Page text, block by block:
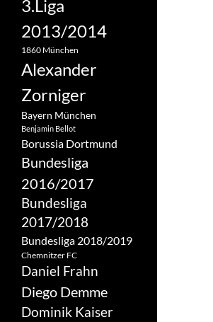
3.Liga
2013/2014
1860 München
Alexander
Zorniger
Bayern München
Benjamin Bellot
Borussia Dortmund
Bundesliga
2016/2017
Bundesliga
2017/2018
Bundesliga 2018/2019
Chemnitzer FC
Daniel Frahn
Diego Demme
Dominik Kaiser